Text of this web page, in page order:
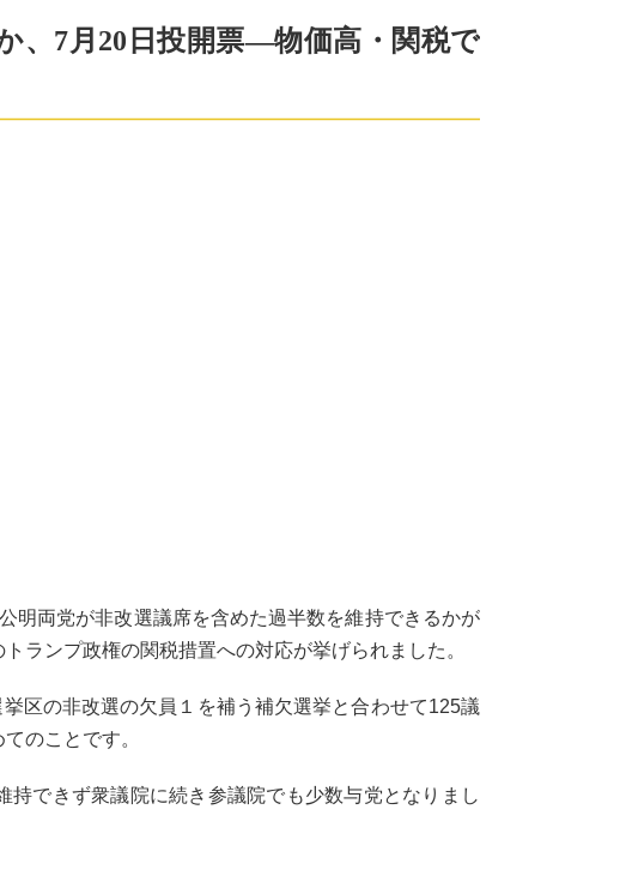
、7月20日投開票―物価高・関税で
両党が非改選議席を含めた過半数を維持できるかが
ランプ政権の関税措置への対応が挙げられました。
区の非改選の欠員１を補う補欠選挙と合わせて125議
のことです。
できず衆議院に続き参議院でも少数与党となりまし